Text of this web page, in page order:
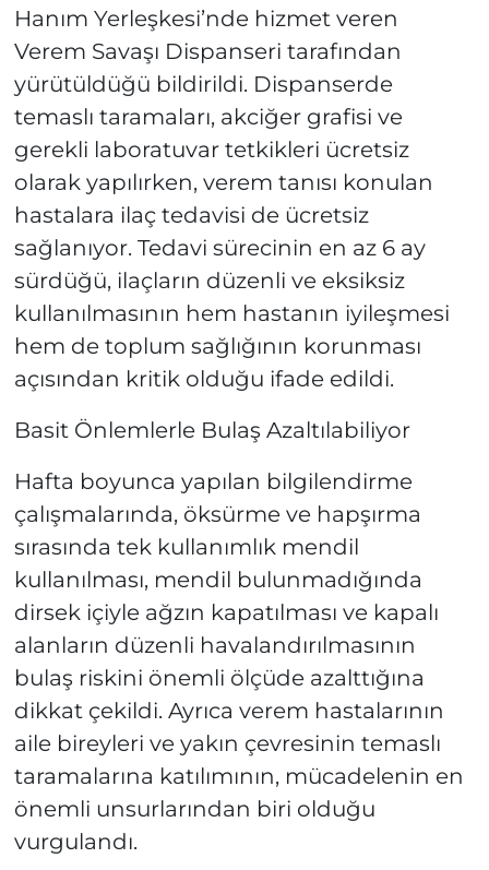
Hanım Yerleşkesi’nde hizmet veren
Verem Savaşı Dispanseri tarafından
yürütüldüğü bildirildi. Dispanserde
temaslı taramaları, akciğer grafisi ve
gerekli laboratuvar tetkikleri ücretsiz
olarak yapılırken, verem tanısı konulan
hastalara ilaç tedavisi de ücretsiz
sağlanıyor. Tedavi sürecinin en az 6 ay
sürdüğü, ilaçların düzenli ve eksiksiz
kullanılmasının hem hastanın iyileşmesi
hem de toplum sağlığının korunması
açısından kritik olduğu ifade edildi.
Basit Önlemlerle Bulaş Azaltılabiliyor
Hafta boyunca yapılan bilgilendirme
çalışmalarında, öksürme ve hapşırma
sırasında tek kullanımlık mendil
kullanılması, mendil bulunmadığında
dirsek içiyle ağzın kapatılması ve kapalı
alanların düzenli havalandırılmasının
bulaş riskini önemli ölçüde azalttığına
dikkat çekildi. Ayrıca verem hastalarının
aile bireyleri ve yakın çevresinin temaslı
taramalarına katılımının, mücadelenin en
önemli unsurlarından biri olduğu
vurgulandı.